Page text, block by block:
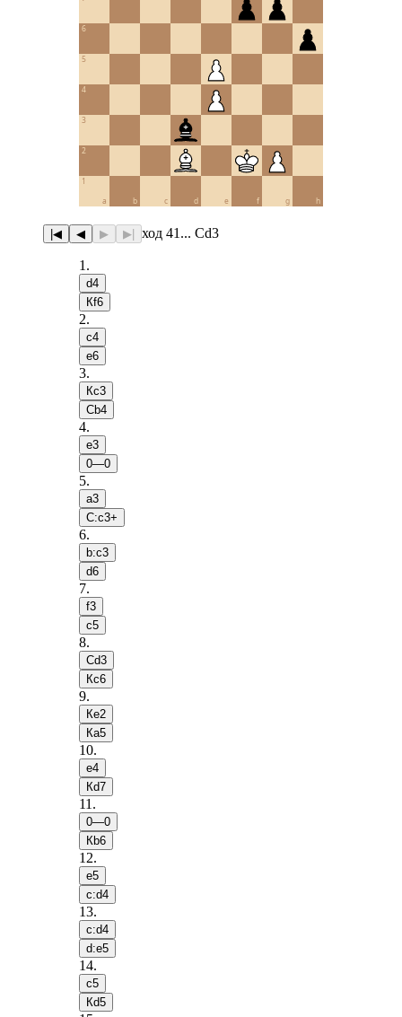
a b c d e f g h
1
2
3
4
5
6
|◀ ◀ ▶ ▶| ход 41... Сd3
1 .
d4
Кf6
2.
c4
e6
3.
Кc3
Сb4
4.
e3
0—0
5.
a3
С:c3+
6.
b:c3
d6
7.
f3
c5
8.
Сd3
Кc6
9.
Кe2
Кa5
10.
e4
Кd7
11 .
0—0
Кb6
12.
e5
c:d4
13.
c:d4
d:e5
14.
c5
Кd5